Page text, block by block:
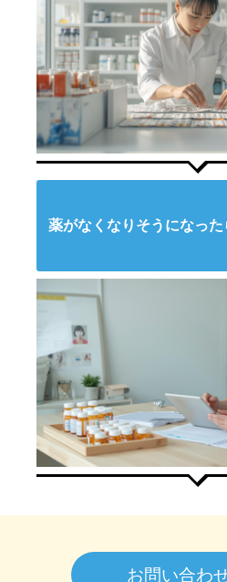
薬がなくなりそうになっ
お問い合わ